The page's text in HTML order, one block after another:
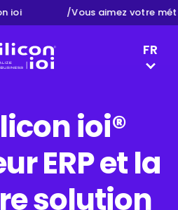
ioi /Vous aimez votre
FR
ioi®
ERP et la
solution